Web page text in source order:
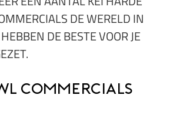
DE WERELD IN
DE BESTE VOOR JE
commercials